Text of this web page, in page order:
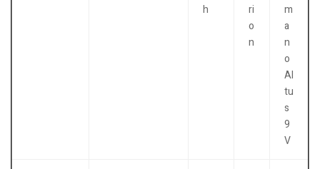
h
ri
o
n
m
a
n
o
Al
tu
s
9
V